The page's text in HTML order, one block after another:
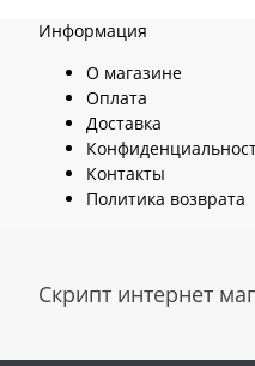
Информация
О магазине
Оплата
Доставка
Контакты
Политика возврата
Скрипт интернет